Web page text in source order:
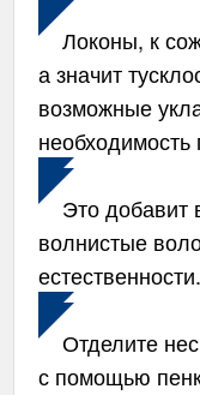
Локоны, к
а значит
возможные
Это добавит
волнистые
естественности.
Отделите
с помощью